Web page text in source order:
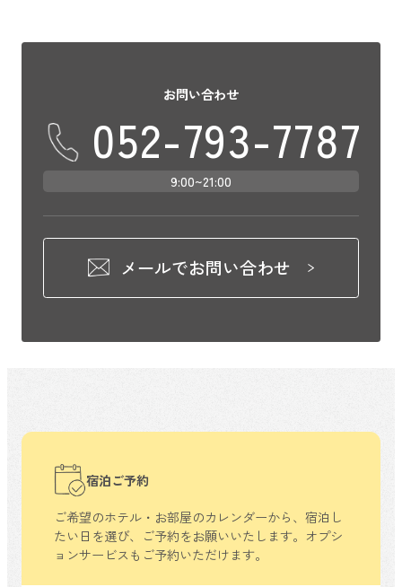
お問い合わせ
052-793-7787
9:00~21:00
メールでお問い合わせ
宿泊ご予約
ご希望のホテル・お部屋のカレンダーから、 宿泊し
たい日を選び、ご予約をお願いいたします。 オプシ
ョンサービスもご予約いただけます。